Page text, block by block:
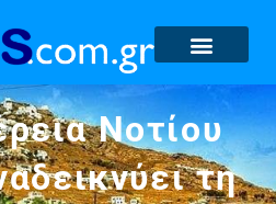
Νοτίου
τη